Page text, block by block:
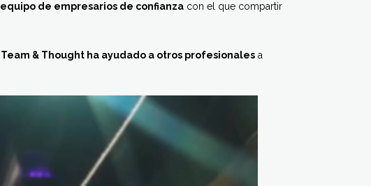
equipo de empresarios de confianza con el que compartir
Team & Thought ha ayudado a otros profesionales a